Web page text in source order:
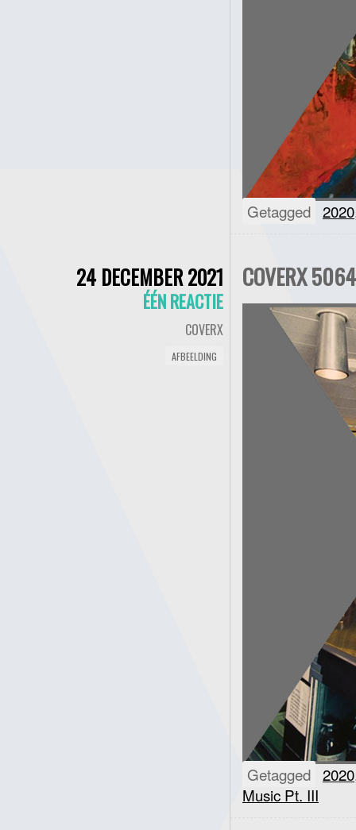
Getagged 2020
24 DECEMBER 2021
ÉÉN REACTIE
COVERX
AFBEELDING
COVERX
Getagged 2020
Music Pt. III